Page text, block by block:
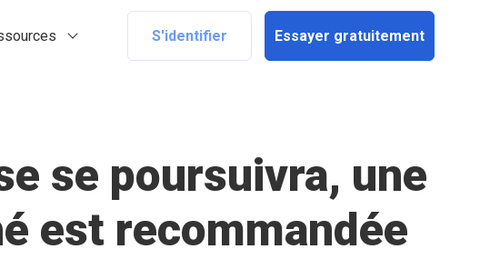
S'identifier Essayer gratuitement
se poursuivra, une
est recommandée